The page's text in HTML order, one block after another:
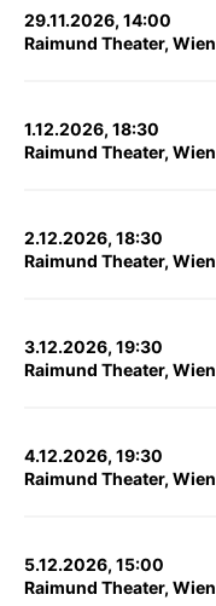
29.11.2026, 14:00
Raimund Theater, Wien
1.12.2026, 18:30
Raimund Theater, Wien
2.12.2026, 18:30
Raimund Theater, Wien
3.12.2026, 19:30
Raimund Theater, Wien
4.12.2026, 19:30
Raimund Theater, Wien
5.12.2026, 15:00
Raimund Theater, Wien